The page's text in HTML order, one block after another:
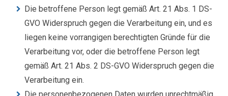
Die betroffene Person legt gemäß Art. 21 Abs. 1 DS-
GVO Widerspruch gegen die Verarbeitung ein, und es
liegen keine vorrangigen berechtigten Gründe für die
Verarbeitung vor, oder die betroffene Person legt
gemäß Art. 21 Abs. 2 DS-GVO Widerspruch gegen die
Verarbeitung ein.